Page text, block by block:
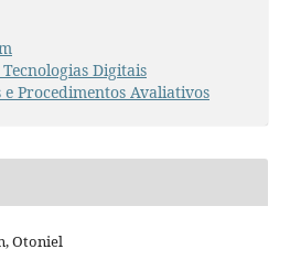
Digitais
Procedimentos Avaliativos
Otoniel